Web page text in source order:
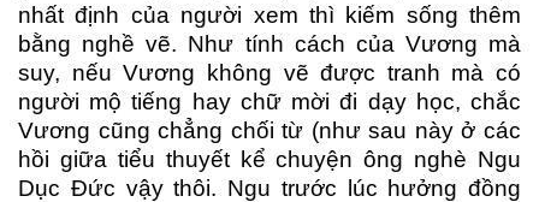
nhất định của người xem thì kiếm sống thêm
bằng nghề vẽ. Như tính cách của Vương mà
suy, nếu Vương không vẽ được tranh mà có
người mộ tiếng hay chữ mời đi dạy học, chắc
Vương cũng chẳng chối từ (như sau này ở các
hồi giữa tiểu thuyết kể chuyện ông nghè Ngu
Dục Đức vậy thôi. Ngu trước lúc hưởng đồng